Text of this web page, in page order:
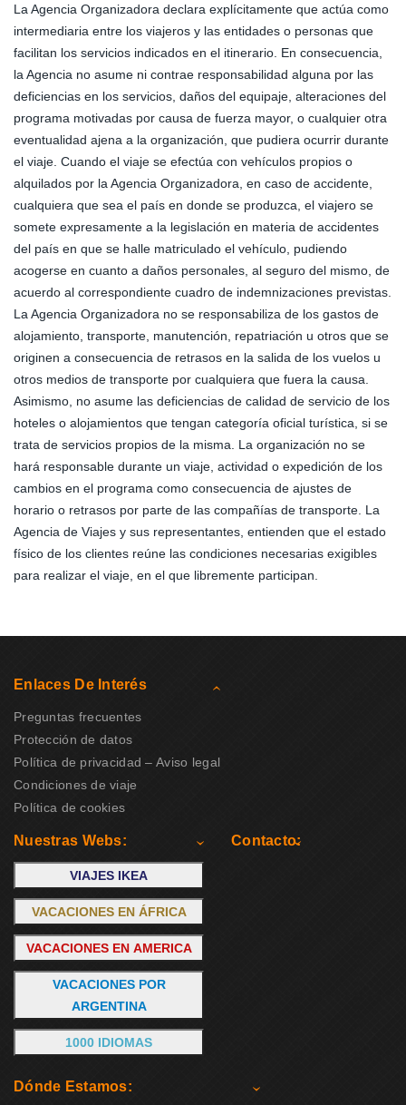
La Agencia Organizadora declara explícitamente que actúa como
intermediaria entre los viajeros y las entidades o personas que
facilitan los servicios indicados en el itinerario. En consecuencia,
la Agencia no asume ni contrae responsabilidad alguna por las
deficiencias en los servicios, daños del equipaje, alteraciones del
programa motivadas por causa de fuerza mayor, o cualquier otra
eventualidad ajena a la organización, que pudiera ocurrir durante
el viaje. Cuando el viaje se efectúa con vehículos propios o
alquilados por la Agencia Organizadora, en caso de accidente,
cualquiera que sea el país en donde se produzca, el viajero se
somete expresamente a la legislación en materia de accidentes
del país en que se halle matriculado el vehículo, pudiendo
acogerse en cuanto a daños personales, al seguro del mismo, de
acuerdo al correspondiente cuadro de indemnizaciones previstas.
La Agencia Organizadora no se responsabiliza de los gastos de
alojamiento, transporte, manutención, repatriación u otros que se
originen a consecuencia de retrasos en la salida de los vuelos u
otros medios de transporte por cualquiera que fuera la causa.
Asimismo, no asume las deficiencias de calidad de servicio de los
hoteles o alojamientos que tengan categoría oficial turística, si se
trata de servicios propios de la misma. La organización no se
hará responsable durante un viaje, actividad o expedición de los
cambios en el programa como consecuencia de ajustes de
horario o retrasos por parte de las compañías de transporte. La
Agencia de Viajes y sus representantes, entienden que el estado
físico de los clientes reúne las condiciones necesarias exigibles
para realizar el viaje, en el que libremente participan.
Enlaces De Interés
Preguntas frecuentes
Protección de datos
Política de privacidad – Aviso legal
Condiciones de viaje
Política de cookies
Nuestras Webs:
VIAJES IKEA
VACACIONES EN ÁFRICA
VACACIONES EN AMERICA
VACACIONES POR
ARGENTINA
1000 IDIOMAS
Contacto:
Dónde Estamos: